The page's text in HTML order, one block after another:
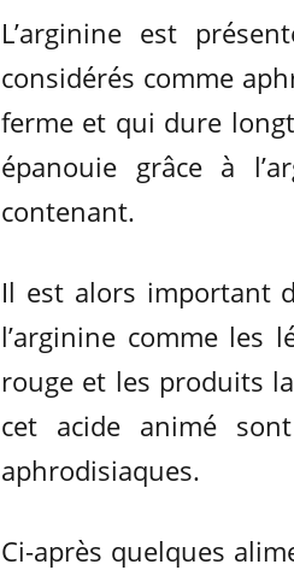
L’arginine est
considérés comme
ferme et qui dure
épanouie grâce à
contenant.
Il est alors important
l’arginine comme les
rouge et les produits
cet acide animé
aphrodisiaques.
Ci-après quelques